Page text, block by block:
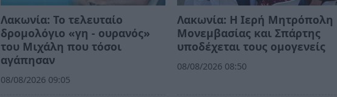
Λακωνία: Το τελευταίο
δρομολόγιο «γη - ουρανός»
του Μιχάλη που τόσοι
αγάπησαν
08/08/2026 09:05
Λακωνία: Η Ιερή Μητρόπολη
Μονεμβασίας και Σπάρτης
υποδέχεται τους ομογενείς
08/08/2026 08:50